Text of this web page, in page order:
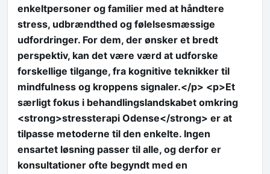
enkeltpersoner og familier med at håndtere
stress, udbrændthed og følelsesmæssige
udfordringer. For dem, der ønsker et bredt
perspektiv, kan det være værd at udforske
forskellige tilgange, fra kognitive teknikker til
mindfulness og kroppens signaler.</p> <p>Et
særligt fokus i behandlingslandskabet omkring
<strong>stressterapi Odense</strong> er at
tilpasse metoderne til den enkelte. Ingen
ensartet løsning passer til alle, og derfor er
konsultationer ofte begyndt med en